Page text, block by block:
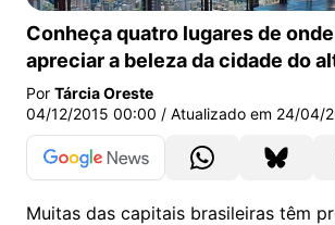
5 mirantes para se encantar com a
Conheça quatro lugares de
apreciar a beleza da cidade do
Por Tárcia Oreste
04/12/2015 00:00 / Atualizado em 24/04/
Muitas das capitais brasileiras têm